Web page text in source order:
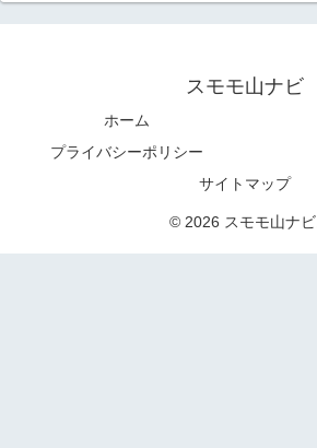
スモモ山ナビ
ホーム
プライバシーポリシー
サイトマップ
© 2026 スモモ山ナビ.